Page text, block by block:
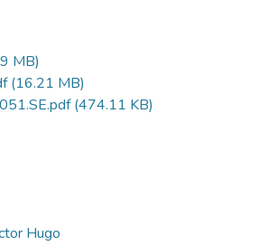
MB)
(16.21 MB)
(474.11 KB)
Hugo